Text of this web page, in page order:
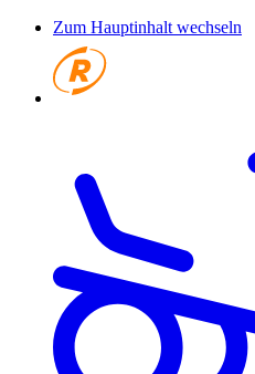
Zum Hauptinhalt wechseln